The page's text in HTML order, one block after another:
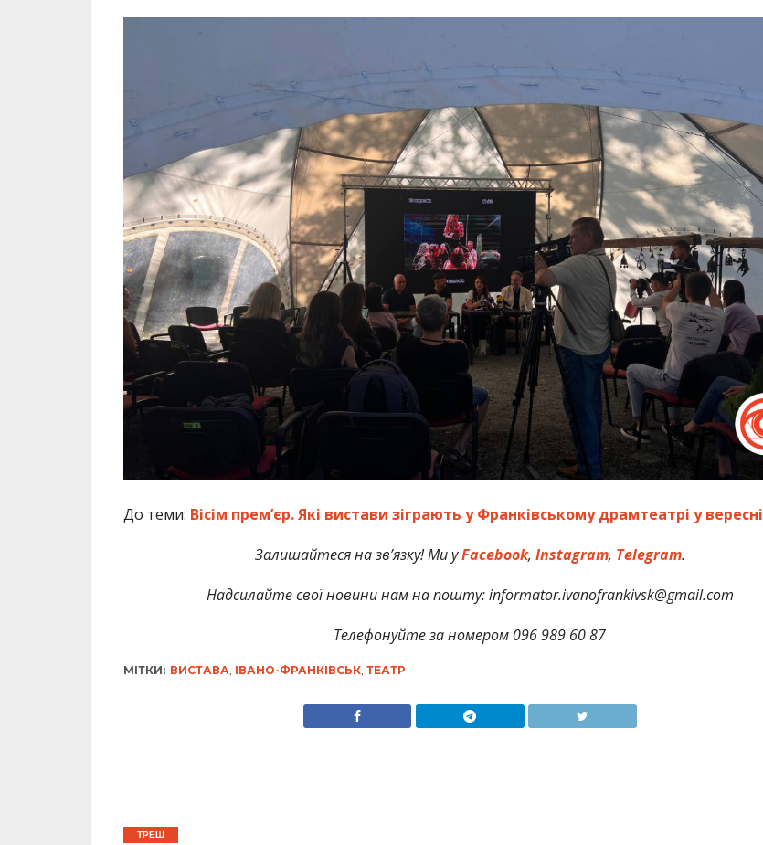
До теми: Вісім прем’єр. Які вистави зіграють у Франківському драмтеатрі у вересні
Залишайтеся на зв’язку! Ми уFacebook, Instagram, Telegram.
Надсилайте свої новини нам на пошту: informator.ivanofrankivsk@gmail.com
Телефонуйте за номером 096 989 60 87
МІТКИ: ВИСТАВА, ІВАНО-ФРАНКІВСЬК, ТЕАТР
ТРЕШ